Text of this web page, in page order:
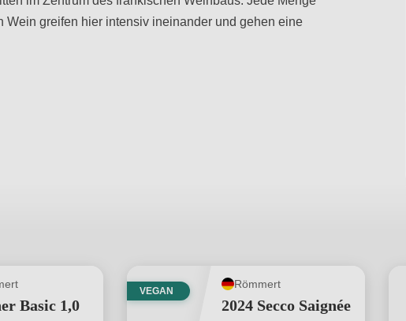
greifen hier intensiv ineinander und gehen eine
Basic 1,0
VEGAN
Römmert
2024 Secco Saignée